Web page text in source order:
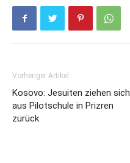
Vorheriger Artikel
Kosovo: Jesuiten ziehen sich
aus Pilotschule in Prizren
zurück